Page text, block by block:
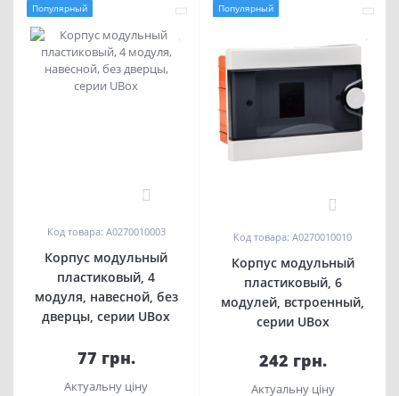
Популярный
0
Код товара: A0270010003
Корпус модульный
пластиковый, 4
модуля, навесной, без
дверцы, серии UBox
77 грн.
Актуальну ціну
Популярный
0
Код товара: A0270010010
Корпус модульный
пластиковый, 6
модулей, встроенный,
серии UBox
242 грн.
Актуальну ціну